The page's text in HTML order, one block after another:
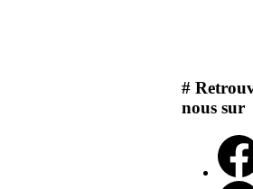
#
nous sur